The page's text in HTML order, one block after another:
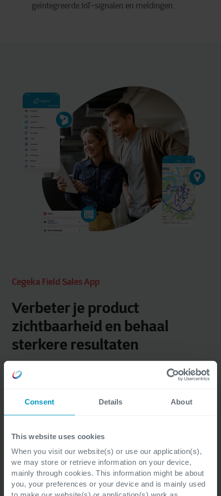
Consent Details About
This website uses cookies
When you visit our website(s) or use our application(s),
we may store or retrieve information on your device,
mainly through cookies. This information might be about
you, your preferences or your device and is mainly used
geïntegreerde IoT-signalen en meldingen.
Cegeka Field Sales App
Verbeter je product
zichtbaarheid en behaal
sterkere resultaten
Producenten van food, drinks en non-food
multi-brand field execution bureau's halen
retail en Out-Of-Home kanalen, dankzij de
Cegeka Field Sales App.
Ontdek meer over de Cegeka Field Sales App